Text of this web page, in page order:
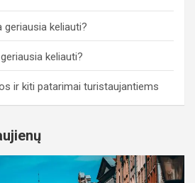
geriausia keliauti?
keliauti?
ir kiti patarimai turistaujantiems